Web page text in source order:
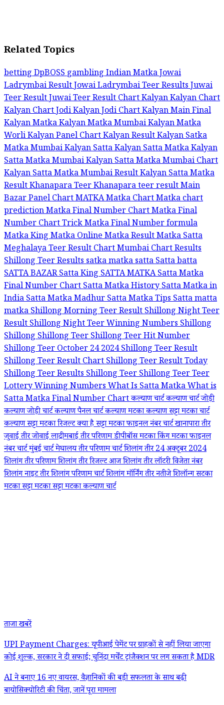
Related Topics
bettingDpBOSSgamblingIndian MatkaJowai
Ladrymbai ResultJowai Ladrymbai Teer ResultsJuwai
Teer ResultJuwai Teer Result ChartKalyanKalyan Chart
Kalyan Chart JodiKalyan Jodi ChartKalyan Main Final
Kalyan MatkaKalyan Matka MumbaiKalyan Matka
WorliKalyan Panel ChartKalyan ResultKalyan Satka
Matka MumbaiKalyan Satta Kalyan Satta MatkaKalyan
Satta Matka MumbaiKalyan Satta Matka Mumbai Chart
Kalyan Satta Matka Mumbai ResultKalyan Satta Matka
ResultKhanapara TeerKhanapara teer resultMain
Bazar Panel ChartMATKAMatka ChartMatka chart
predictionMatka Final Number ChartMatka Final
Number Chart TrickMatka Final Number formula
Matka KingMatka OnlineMatka ResultMatka Satta
Meghalaya Teer Result ChartMumbai ChartResults
Shillong Teer Resultssatka matkasattaSatta batta
SATTA BAZARSatta KingSATTA MATKASatta Matka
Final Number ChartSatta Matka HistorySatta Matka in
IndiaSatta Matka MadhurSatta Matka TipsSatta matta
matkaShillong Morning Teer ResultShillong Night Teer
ResultShillong Night Teer Winning NumbersShillong
ShillongShillong TeerShillong Teer Hit Number
Shillong Teer October 24 2024Shillong Teer Result
Shillong Teer Result ChartShillong Teer Result Today
Shillong Teer ResultsShillong Teer Shillong TeerTeer
Lottery Winning NumbersWhat Is Satta MatkaWhat is
Satta Matka Final Number Chartकल्याण चार्टकल्याण चार्ट जोड़ी
कल्याण जोड़ी चार्टकल्याण पैनल चार्टकल्याण मटकाकल्याण सट्टा मटका चार्ट
कल्याण सट्टा मटका रिजल्टक्या है सट्टा मटका फाइनल नंबर चार्टखानापारा तीर
जुवाई तीरजोवाई लाद्रीमबाई तीर परिणामडीपीबॉसमटका किंगमटका फाइनल
नंबर चार्टमुंबई चार्टमेघालय तीर परिणाम चार्टशिलांग तीर 24 अक्टूबर 2024
शिलांग तीर परिणामशिलांग तीर रिजल्ट आजशिलांग तीर लॉटरी विजेता नंबर
शिलांग नाइट तीरशिलांग परिणाम चार्टशिलांग मॉर्निंग तीर नतीजेशिलॉन्गसटका
मटकासट्टा मटकासट्टा मटका कल्याण चार्ट
ताजा खबरें
UPI Payment Charges: यूपीआई पेमेंट पर ग्राहकों से नहीं लिया जाएगा
कोई शुल्क, सरकार ने दी सफाई; चुनिंदा मर्चेंट ट्रांजैक्शन पर लग सकता है MDR
AI ने बनाए 16 नए वायरस, वैज्ञानिकों की बड़ी सफलता के साथ बढ़ी
बायोसिक्योरिटी की चिंता, जानें पूरा मामला